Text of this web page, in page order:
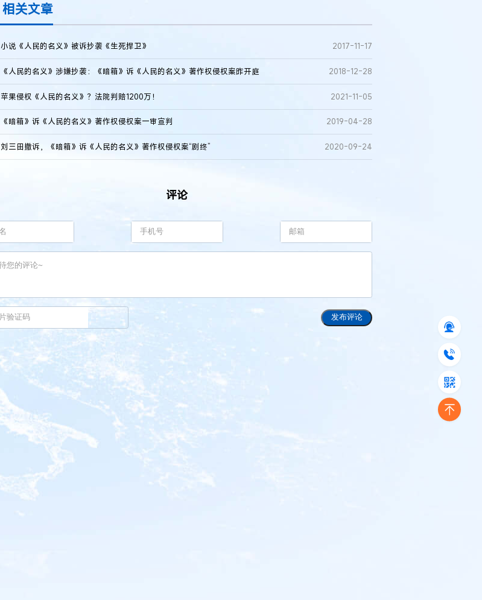
相关文章
小说《人民的名义》被诉抄袭《生死捍卫》 2017-11-17
《人民的名义》涉嫌抄袭：《暗箱》诉《人民的名义》著作权侵权案昨开庭 2018-12-28
苹果侵权《人民的名义》？法院判赔1200万！ 2021-11-05
《暗箱》诉《人民的名义》著作权侵权案一审宣判 2019-04-28
刘三田撤诉，《暗箱》诉《人民的名义》著作权侵权案“剧终” 2020-09-24
评论
发布评论